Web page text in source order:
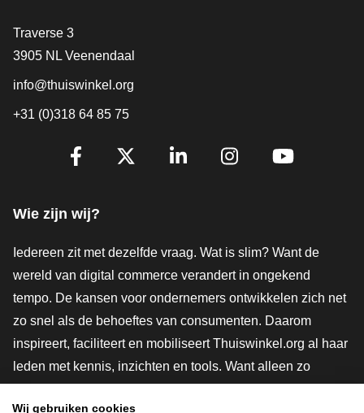
Contact
Traverse 3
3905 NL Veenendaal
info@thuiswinkel.org
+31 (0)318 64 85 75
Volg je ons al?
Wie zijn wij?
Iedereen zit met dezelfde vraag. Wat is slim? Want de
wereld van digital commerce verandert in ongekend
tempo. De kansen voor ondernemers ontwikkelen zich net
zo snel als de behoeftes van consumenten. Daarom
inspireert, faciliteert en mobiliseert Thuiswinkel.org al haar
leden met kennis, inzichten en tools. Want alleen zo
Wij gebruiken cookies